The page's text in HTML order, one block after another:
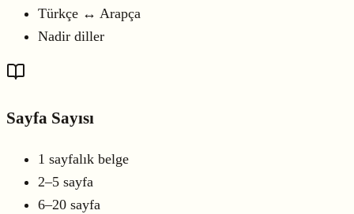
Türkçe ↔ Arapça
Nadir diller
Sayfa Sayısı
1 sayfalık belge
2–5 sayfa
6–20 sayfa